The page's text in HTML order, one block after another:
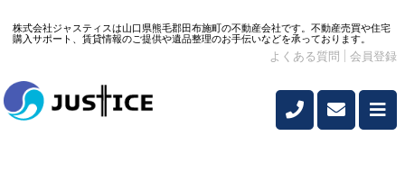
株式会社ジャスティスは山口県熊毛郡田布施町の不動産会社です。不動産売買や住宅
購入サポート、賃貸情報のご提供や遺品整理のお手伝いなどを承っております。
よくある質問 会員登録